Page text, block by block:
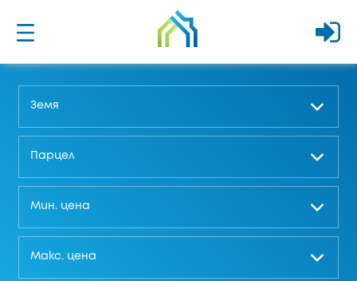
Земя
Парцел
Мин. цена
Макс. цена